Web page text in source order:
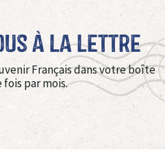
à La Lettre
Français dans votre boîte
fois par mois.